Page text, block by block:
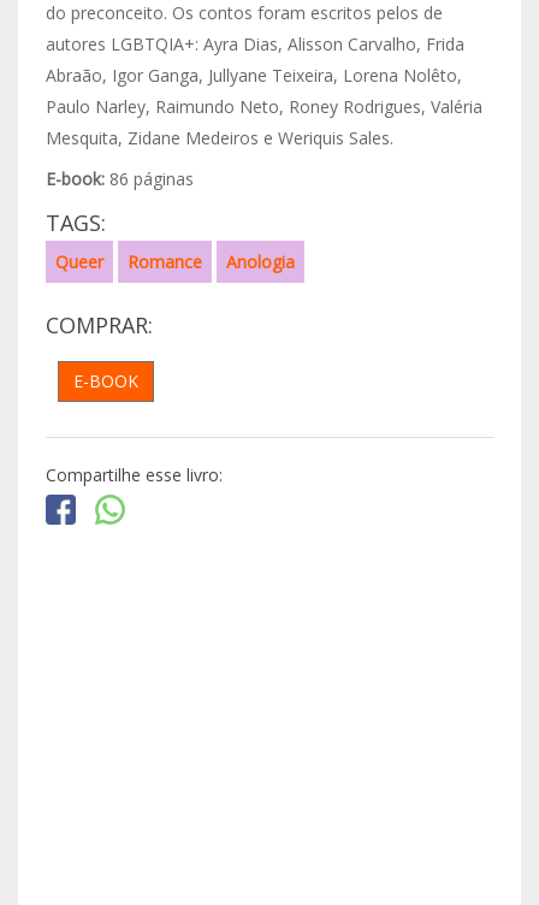
do preconceito. Os contos foram escritos pelos de
autores LGBTQIA+: Ayra Dias, Alisson Carvalho, Frida
Abraão, Igor Ganga, Jullyane Teixeira, Lorena Nolêto,
Paulo Narley, Raimundo Neto, Roney Rodrigues, Valéria
Mesquita, Zidane Medeiros e Weriquis Sales.
E-book:86 páginas
TAGS:
Queer Romance Anologia
COMPRAR:
E-BOOK
Compartilhe esse livro: